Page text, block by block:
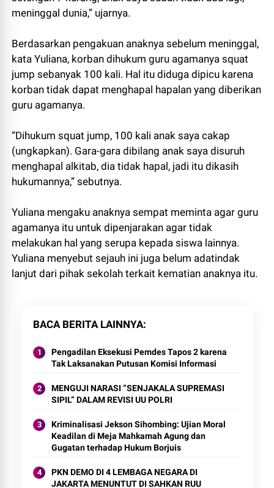
meninggal dunia,” ujarnya.
Berdasarkan pengakuan anaknya sebelum meninggal,
kata Yuliana, korban dihukum guru agamanya squat
jump sebanyak 100 kali. Hal itu diduga dipicu karena
korban tidak dapat menghapal hapalan yang diberikan
guru agamanya.
“Dihukum squat jump, 100 kali anak saya cakap
(ungkapkan). Gara-gara dibilang anak saya disuruh
menghapal alkitab, dia tidak hapal, jadi itu dikasih
hukumannya,” sebutnya.
Yuliana mengaku anaknya sempat meminta agar guru
agamanya itu untuk dipenjarakan agar tidak
melakukan hal yang serupa kepada siswa lainnya.
Yuliana menyebut sejauh ini juga belum adatindak
lanjut dari pihak sekolah terkait kematian anaknya itu.
BACA BERITA LAINNYA
Pengadilan Eksekusi Pemdes Tapos 2 karena
Tak Laksanakan Putusan Komisi Informasi
MENGUJI NARASI “SENJAKALA SUPREMASI
SIPIL” DALAM REVISI UU POLRI
Kriminalisasi Jekson Sihombing: Ujian Moral
Keadilan di Meja Mahkamah Agung dan
Gugatan terhadap Hukum Borjuis
PKN DEMO DI 4 LEMBAGA NEGARA DI
JAKARTA MENUNTUT DI SAHKAN RUU